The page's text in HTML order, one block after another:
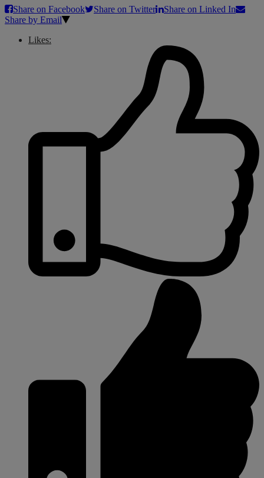
Share on Facebook
Share on Twitter
Share on Linked In
Share by Email
Likes: